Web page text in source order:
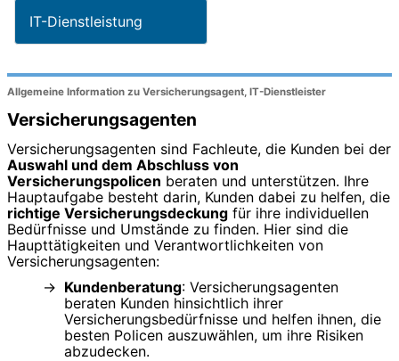
IT-Dienstleistung
Allgemeine Information zu Versicherungsagent, IT-Dienstleister
Versicherungsagenten
Versicherungsagenten sind Fachleute, die Kunden bei der
Auswahl und dem Abschluss von
Versicherungspolicen beraten und unterstützen. Ihre
Hauptaufgabe besteht darin, Kunden dabei zu helfen, die
richtige Versicherungsdeckung für ihre individuellen
Bedürfnisse und Umstände zu finden. Hier sind die
Haupttätigkeiten und Verantwortlichkeiten von
Versicherungsagenten:
Kundenberatung: Versicherungsagenten
beraten Kunden hinsichtlich ihrer
Versicherungsbedürfnisse und helfen ihnen, die
besten Policen auszuwählen, um ihre Risiken
abzudecken.